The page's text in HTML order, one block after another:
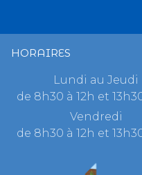
HORAIRES
Lundi au Jeudi
de 8h30 à 12h et
Vendredi
de 8h30 à 12h et